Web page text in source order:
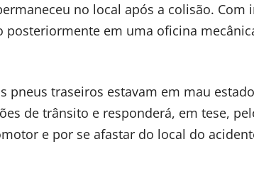
no local após a colisão. Com
em uma oficina
pneus traseiros estavam em mau
de trânsito e responderá, em tese,
e por se afastar do local do